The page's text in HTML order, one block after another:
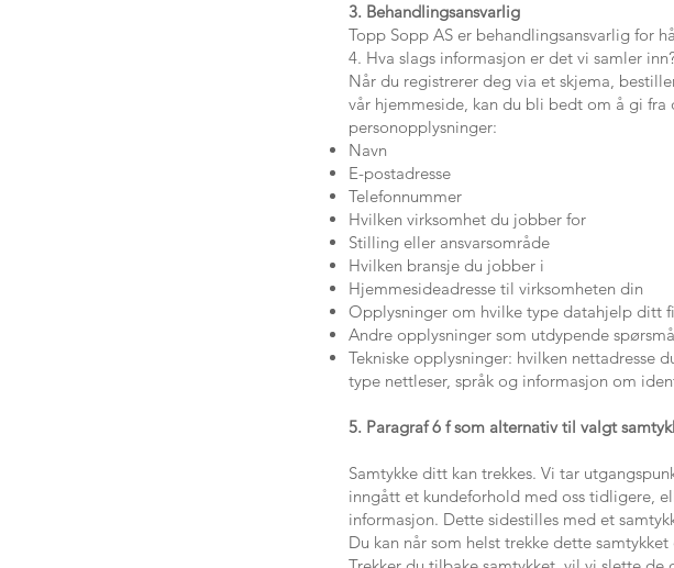
3. Behandlingsansvarlig
Topp Sopp AS er behandlingsansvarlig for
4. Hva slags informasjon er det vi samler
Når du registrerer deg via et skjema,
vår hjemmeside, kan du bli bedt om å gi
personopplysninger:
Navn
E-postadresse
Telefonnummer
Hvilken virksomhet du jobber for
Stilling eller ansvarsområde
Hvilken bransje du jobber i
Hjemmesideadresse til virksomheten din
Opplysninger om hvilke type datahjelp ditt
Andre opplysninger som utdypende
Tekniske opplysninger: hvilken nettadresse
type nettleser, språk og informasjon om
5. Paragraf 6 f som alternativ til valgt
Samtykke ditt kan trekkes. Vi tar
inngått et kundeforhold med oss tidligere,
informasjon. Dette sidestilles med et
Du kan når som helst trekke dette